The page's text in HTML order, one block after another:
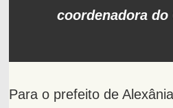
coordenadora do
Para o prefeito de